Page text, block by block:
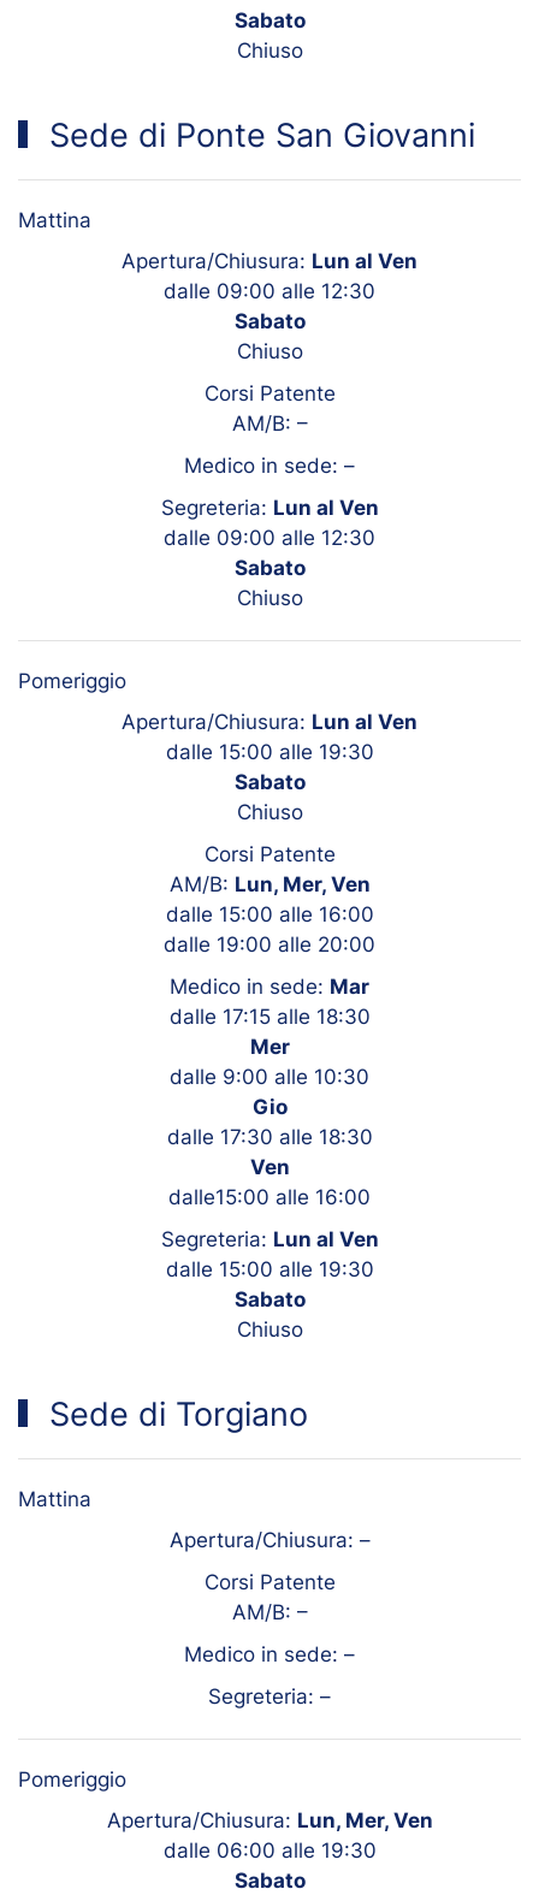
Sabato
Chiuso
Sede di Ponte San Giovanni
Mattina
Apertura/Chiusura: Lun al Ven
dalle 09:00 alle 12:30
Sabato
Chiuso
Corsi Patente
AM/B: –
Medico in sede: –
Segreteria: Lun al Ven
dalle 09:00 alle 12:30
Sabato
Chiuso
Pomeriggio
Apertura/Chiusura: Lun al Ven
dalle 15:00 alle 19:30
Sabato
Chiuso
Corsi Patente
AM/B: Lun, Mer, Ven
dalle 15:00 alle 16:00
dalle 19:00 alle 20:00
Medico in sede: Mar
dalle 17:15 alle 18:30
Mer
dalle 9:00 alle 10:30
Gio
dalle 17:30 alle 18:30
Ven
dalle15:00 alle 16:00
Segreteria: Lun al Ven
dalle 15:00 alle 19:30
Sabato
Chiuso
Sede di Torgiano
Mattina
Apertura/Chiusura: –
Corsi Patente
AM/B: –
Medico in sede: –
Segreteria: –
Pomeriggio
Apertura/Chiusura: Lun, Mer, Ven
dalle 06:00 alle 19:30
Sabato